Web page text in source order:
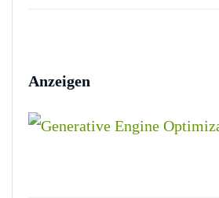
Anzeigen